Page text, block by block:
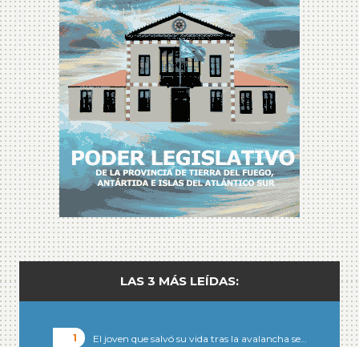
LAS 3 MÁS LEÍDAS:
El joven que salvó su vida tras la avalancha se…